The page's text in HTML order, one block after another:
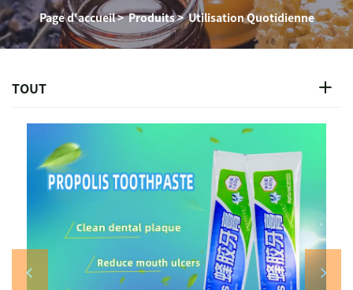
Page d'accueil>Produits>Utilisation Quotidienne
TOUT